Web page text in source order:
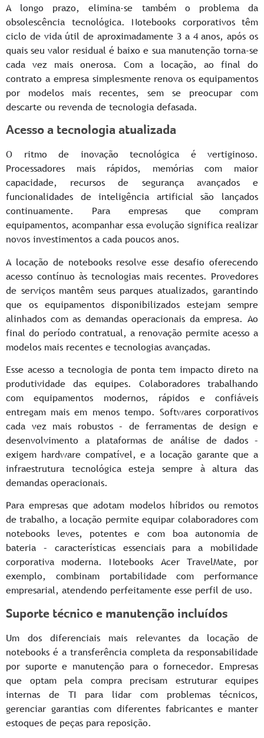
A longo prazo, elimina-se também o problema da
obsolescência tecnológica. Notebooks corporativos têm
ciclo de vida útil de aproximadamente 3 a 4 anos, após os
quais seu valor residual é baixo e sua manutenção torna-se
cada vez mais onerosa. Com a locação, ao final do
contrato a empresa simplesmente renova os equipamentos
por modelos mais recentes, sem se preocupar com
descarte ou revenda de tecnologia defasada.
Acesso a tecnologia atualizada
O ritmo de inovação tecnológica é vertiginoso.
Processadores mais rápidos, memórias com maior
capacidade, recursos de segurança avançados e
funcionalidades de inteligência artificial são lançados
continuamente. Para empresas que compram
equipamentos, acompanhar essa evolução significa realizar
novos investimentos a cada poucos anos.
A locação de notebooks resolve esse desafio oferecendo
acesso contínuo às tecnologias mais recentes. Provedores
de serviços mantêm seus parques atualizados, garantindo
que os equipamentos disponibilizados estejam sempre
alinhados com as demandas operacionais da empresa. Ao
final do período contratual, a renovação permite acesso a
modelos mais recentes e tecnologias avançadas.
Esse acesso a tecnologia de ponta tem impacto direto na
produtividade das equipes. Colaboradores trabalhando
com equipamentos modernos, rápidos e confiáveis
entregam mais em menos tempo. Softwares corporativos
cada vez mais robustos – de ferramentas de design e
desenvolvimento a plataformas de análise de dados –
exigem hardware compatível, e a locação garante que a
infraestrutura tecnológica esteja sempre à altura das
demandas operacionais.
Para empresas que adotam modelos híbridos ou remotos
de trabalho, a locação permite equipar colaboradores com
notebooks leves, potentes e com boa autonomia de
bateria – características essenciais para a mobilidade
corporativa moderna. Notebooks Acer TravelMate, por
exemplo, combinam portabilidade com performance
empresarial, atendendo perfeitamente esse perfil de uso.
Suporte técnico e manutenção incluídos
Um dos diferenciais mais relevantes da locação de
notebooks é a transferência completa da responsabilidade
por suporte e manutenção para o fornecedor. Empresas
que optam pela compra precisam estruturar equipes
internas de TI para lidar com problemas técnicos,
gerenciar garantias com diferentes fabricantes e manter
estoques de peças para reposição.